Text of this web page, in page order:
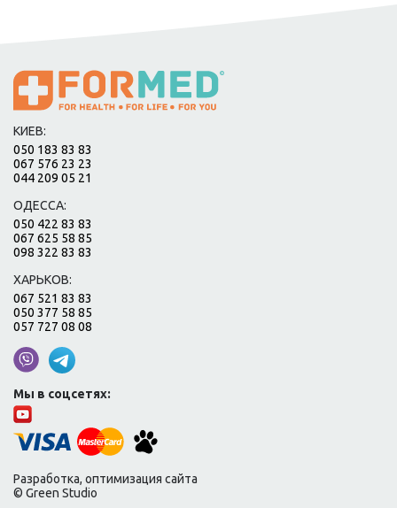
КИЕВ:
050 183 83 83
067 576 23 23
044 209 05 21
ОДЕССА:
050 422 83 83
067 625 58 85
098 322 83 83
ХАРЬКОВ:
067 521 83 83
050 377 58 85
057 727 08 08
Мы в соцсетях:
Разработка, оптимизация сайта
© Green Studio